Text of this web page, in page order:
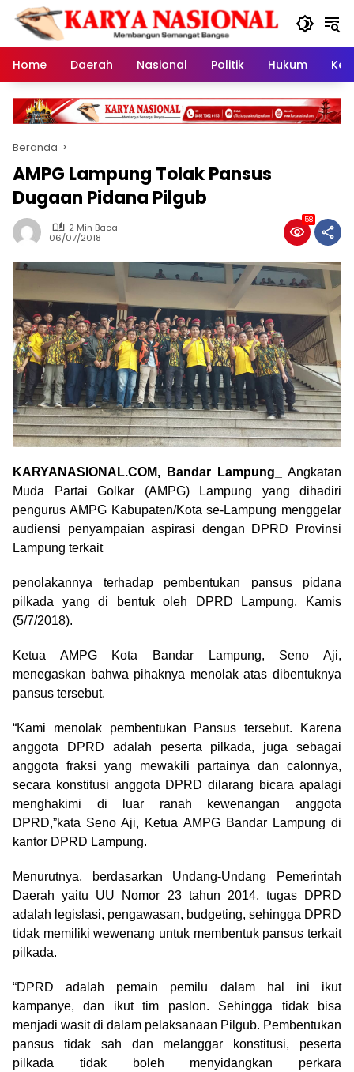
Langsung
konten
Home
Daerah Nasional Politik Hukum
Beranda
AMPG Lampung Tolak Pansus
Dugaan Pidana Pilgub
2 Min Baca
06/07/2018
58
KARYANASIONAL.COM, Bandar Lampung_
Angkatan
Muda Partai Golkar (AMPG) Lampung yang dihadiri
pengurus AMPG Kabupaten/Kota se-Lampung menggelar
audiensi penyampaian aspirasi dengan DPRD Provinsi
Lampung terkait
penolakannya terhadap pembentukan pansus pidana
pilkada yang di bentuk oleh DPRD Lampung, Kamis
(5/7/2018).
Ketua AMPG Kota Bandar Lampung, Seno Aji,
menegaskan bahwa pihaknya menolak atas dibentuknya
pansus tersebut.
“Kami menolak pembentukan Pansus tersebut. Karena
anggota DPRD adalah peserta pilkada, juga sebagai
anggota fraksi yang mewakili partainya dan calonnya,
secara konstitusi anggota DPRD dilarang bicara apalagi
menghakimi di luar ranah kewenangan anggota
DPRD,”kata Seno Aji, Ketua AMPG Bandar Lampung di
kantor DPRD Lampung.
Menurutnya, berdasarkan Undang-Undang Pemerintah
Daerah yaitu UU Nomor 23 tahun 2014, tugas DPRD
adalah legislasi, pengawasan, budgeting, sehingga DPRD
tidak memiliki wewenang untuk membentuk pansus terkait
pilkada.
“DPRD adalah pemain pemilu dalam hal ini ikut
kampanye, dan ikut tim paslon. Sehingga tidak bisa
menjadi wasit di dalam pelaksanaan Pilgub. Pembentukan
pansus tidak sah dan melanggar konstitusi, peserta
pilkada tidak boleh menyidangkan perkara